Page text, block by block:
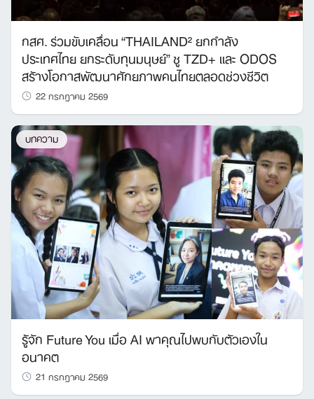
กสศ. ร่วมขับเคลื่อน “THAILAND² ยกกำลัง
ประเทศไทย ยกระดับทุนมนุษย์” ชู TZD+ และ ODOS
สร้างโอกาสพัฒนาศักยภาพคนไทยตลอดช่วงชีวิต
22 กรกฎาคม 2569
บทความ
รู้จัก Future You เมื่อ AI พาคุณไปพบกับตัวเองใน
อนาคต
21 กรกฎาคม 2569